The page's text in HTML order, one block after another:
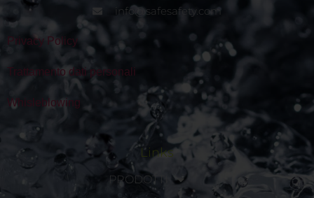
info@safesafety.com
Privacy Policy
Trattamento dati personali
Whisleblowing
Links
PRODOTTI